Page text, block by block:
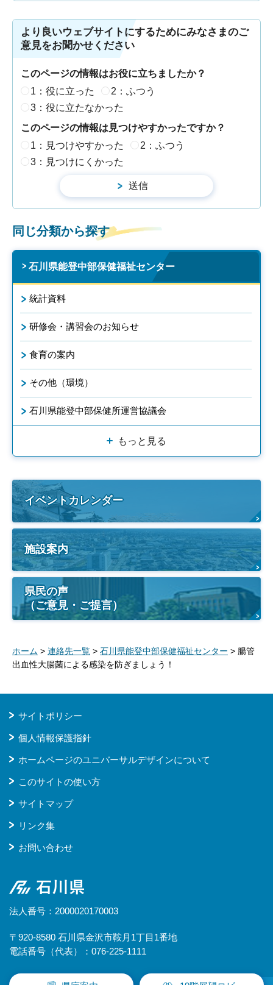
より良いウェブサイトにするためにみなさまのご
意見をお聞かせください
このページの情報はお役に立ちましたか？
1：役に立った
2：ふつう
3：役に立たなかった
このページの情報は見つけやすかったですか？
1：見つけやすかった
2：ふつう
3：見つけにくかった
同じ分類から探す
石川県能登中部保健福祉センター
統計資料
研修会・講習会のお知らせ
食育の案内
その他（環境）
石川県能登中部保健所運営協議会
もっと見る
イベントカレンダー
施設案内
県民の声
（ご意見・ご提言）
ホーム > 連絡先一覧 > 石川県能登中部保健福祉センター > 腸管
出血性大腸菌による感染を防ぎましょう！
サイトポリシー
個人情報保護指針
ホームページのユニバーサルデザインについて
このサイトの使い方
サイトマップ
リンク集
お問い合わせ
石川県
法人番号：2000020170003
〒920-8580 石川県金沢市鞍月1丁目1番地
電話番号（代表）：076-225-1111